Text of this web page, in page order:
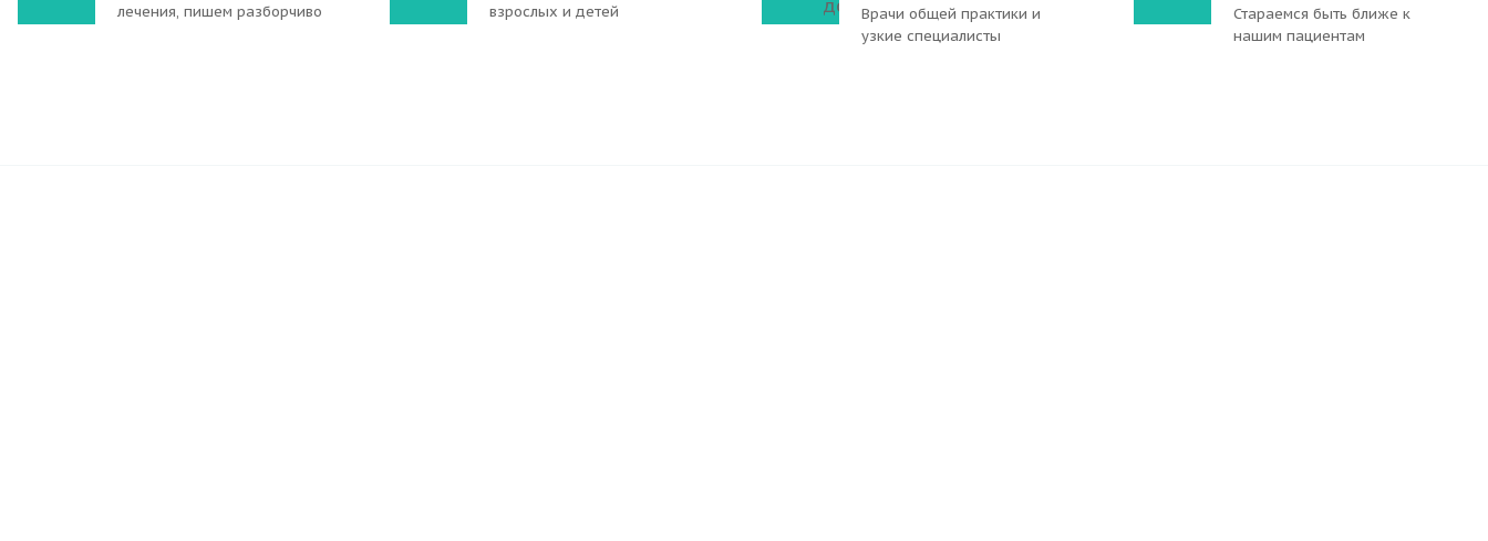
лечения, пишем разборчиво
взрослых и детей
Врачи общей практики и
узкие специалисты
Стараемся быть ближе к
нашим пациентам